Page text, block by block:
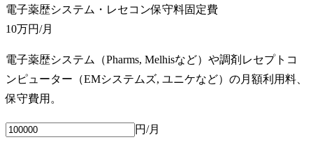
電子薬歴システム・レセコン保守料固定費
10万円/月
電子薬歴システム（Pharms, Melhisなど）や調剤レセプトコ
ンピューター（EMシステムズ, ユニケなど）の月額利用料、
保守費用。
円/月